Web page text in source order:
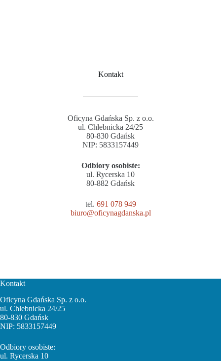
Kontakt
Oficyna Gdańska Sp. z o.o.
ul. Chlebnicka 24/25
80-830 Gdańsk
NIP: 5833157449
Odbiory osobiste:
ul. Rycerska 10
80-882 Gdańsk
tel. 691 078 949
biuro@oficynagdanska.pl
Kontakt
Oficyna Gdańska Sp. z o.o.
ul. Chlebnicka 24/25
80-830 Gdańsk
NIP: 5833157449
Odbiory osobiste:
ul. Rycerska 10